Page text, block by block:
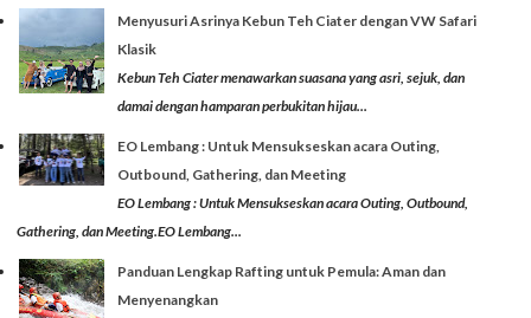
Menyusuri Asrinya Kebun Teh Ciater dengan VW Safari
Klasik
Kebun Teh Ciater menawarkan suasana yang asri, sejuk, dan
damai dengan hamparan perbukitan hijau...
EO Lembang : Untuk Mensukseskan acara Outing,
Outbound, Gathering, dan Meeting
EO Lembang : Untuk Mensukseskan acara Outing, Outbound,
Gathering, dan Meeting.EO Lembang...
Panduan Lengkap Rafting untuk Pemula: Aman dan
Menyenangkan